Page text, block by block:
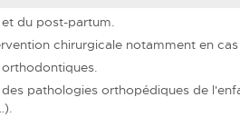
du post-partum.
chirurgicale notamment en
pathologies orthopédiques de